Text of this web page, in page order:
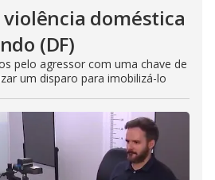
violência doméstica
(DF)
pelo agressor com uma chave de
um disparo para imobilizá-lo